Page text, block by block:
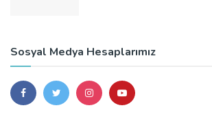
Sosyal Medya Hesaplarımız